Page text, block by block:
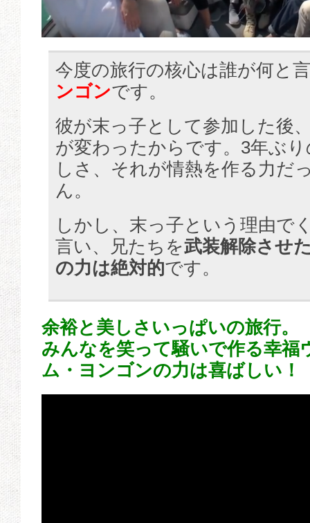
今度の旅行の核心は誰が何と
ンゴンです。
彼が末っ子として参加した後
が変わったからです。3年ぶ
しさ、それが情熱を作る力だ
ん。
しかし、末っ子という理由で
言い、兄たちを武装解除させ
の力は絶対的です。
余裕と美しさいっぱいの旅行。
みんなを笑って騒いで作る幸福
ム・ヨンゴンの力は喜ばしい！